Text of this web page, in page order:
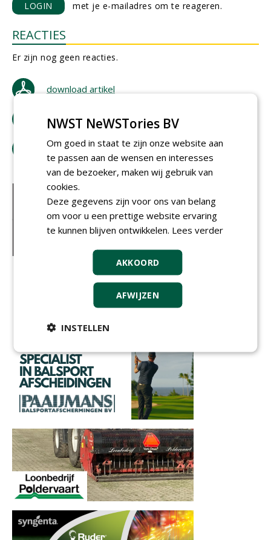
LOGIN met je e-mailadres om te reageren.
REACTIES
Er zijn nog geen reacties.
download artikel
bestel tijdschrift
tip de redactie
NWST NeWSTories BV
Om goed in staat te zijn onze website aan
te passen aan de wensen en interesses
van de bezoeker, maken wij gebruik van
cookies.
Deze gegevens zijn voor ons van belang
om voor u een prettige website ervaring
te kunnen blijven ontwikkelen. Lees verder
AKKOORD
AFWIJZEN
INSTELLEN